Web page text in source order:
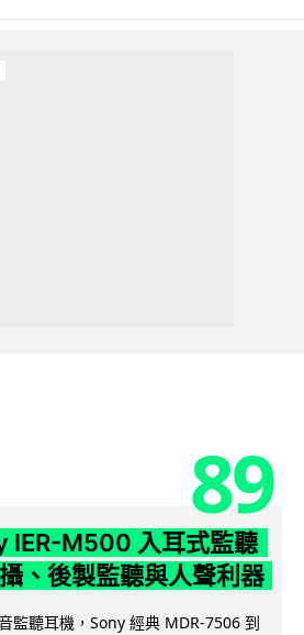
89
IER-M500 入耳式監聽
、後製監聽與人聲利器
監聽耳機，Sony 經典 MDR-7506 到